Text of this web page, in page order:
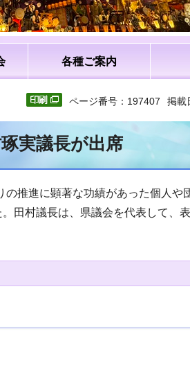
各種ご案内
ページ番号：197407 掲載
実議長が出席
推進に顕著な功績があった個人や
田村議長は、県議会を代表して、